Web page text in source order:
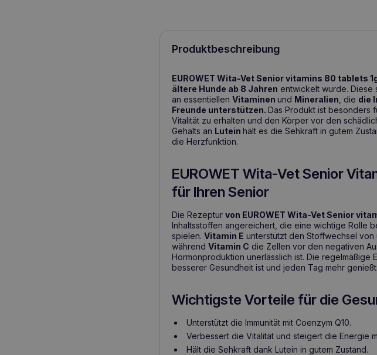
Produktbeschreibung
EUROWET Wita-Vet Senior vitamins 80 tablets
ältere Hunde ab 8 Jahren entwickelt wurde.
an essentiellen Vitaminen und Mineralien , die die
Freunde unterstützen. Das Produkt ist besonders
Vitalität zu erhalten und den Körper vor den
Gehalts an Lutein hält es die Sehkraft in gutem
die Herzfunktion.
EUROWET Wita-Vet Senior
für Ihren Senior
Die Rezeptur von EUROWET Wita-Vet Senior
Inhaltsstoffen angereichert, die eine wichtige Rolle
spielen. Vitamin E unterstützt den Stoffwechsel von
während Vitamin C die Zellen vor den negativen
Hormonproduktion unerlässlich ist. Die regelmäßige
besserer Gesundheit ist und jeden Tag mehr genießt.
Wichtigste Vorteile für die
Unterstützt die Immunität mit Coenzym Q10.
Verbessert die Vitalität und steigert die Energie
Hält die Sehkraft dank Lutein in gutem Zustand.